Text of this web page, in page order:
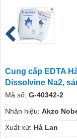
Cung cấp EDTA
Dissolvine Na2,
Mã số: G-40342-2
Nhãn hiệu: Akzo
Xuất xứ: Hà Lan